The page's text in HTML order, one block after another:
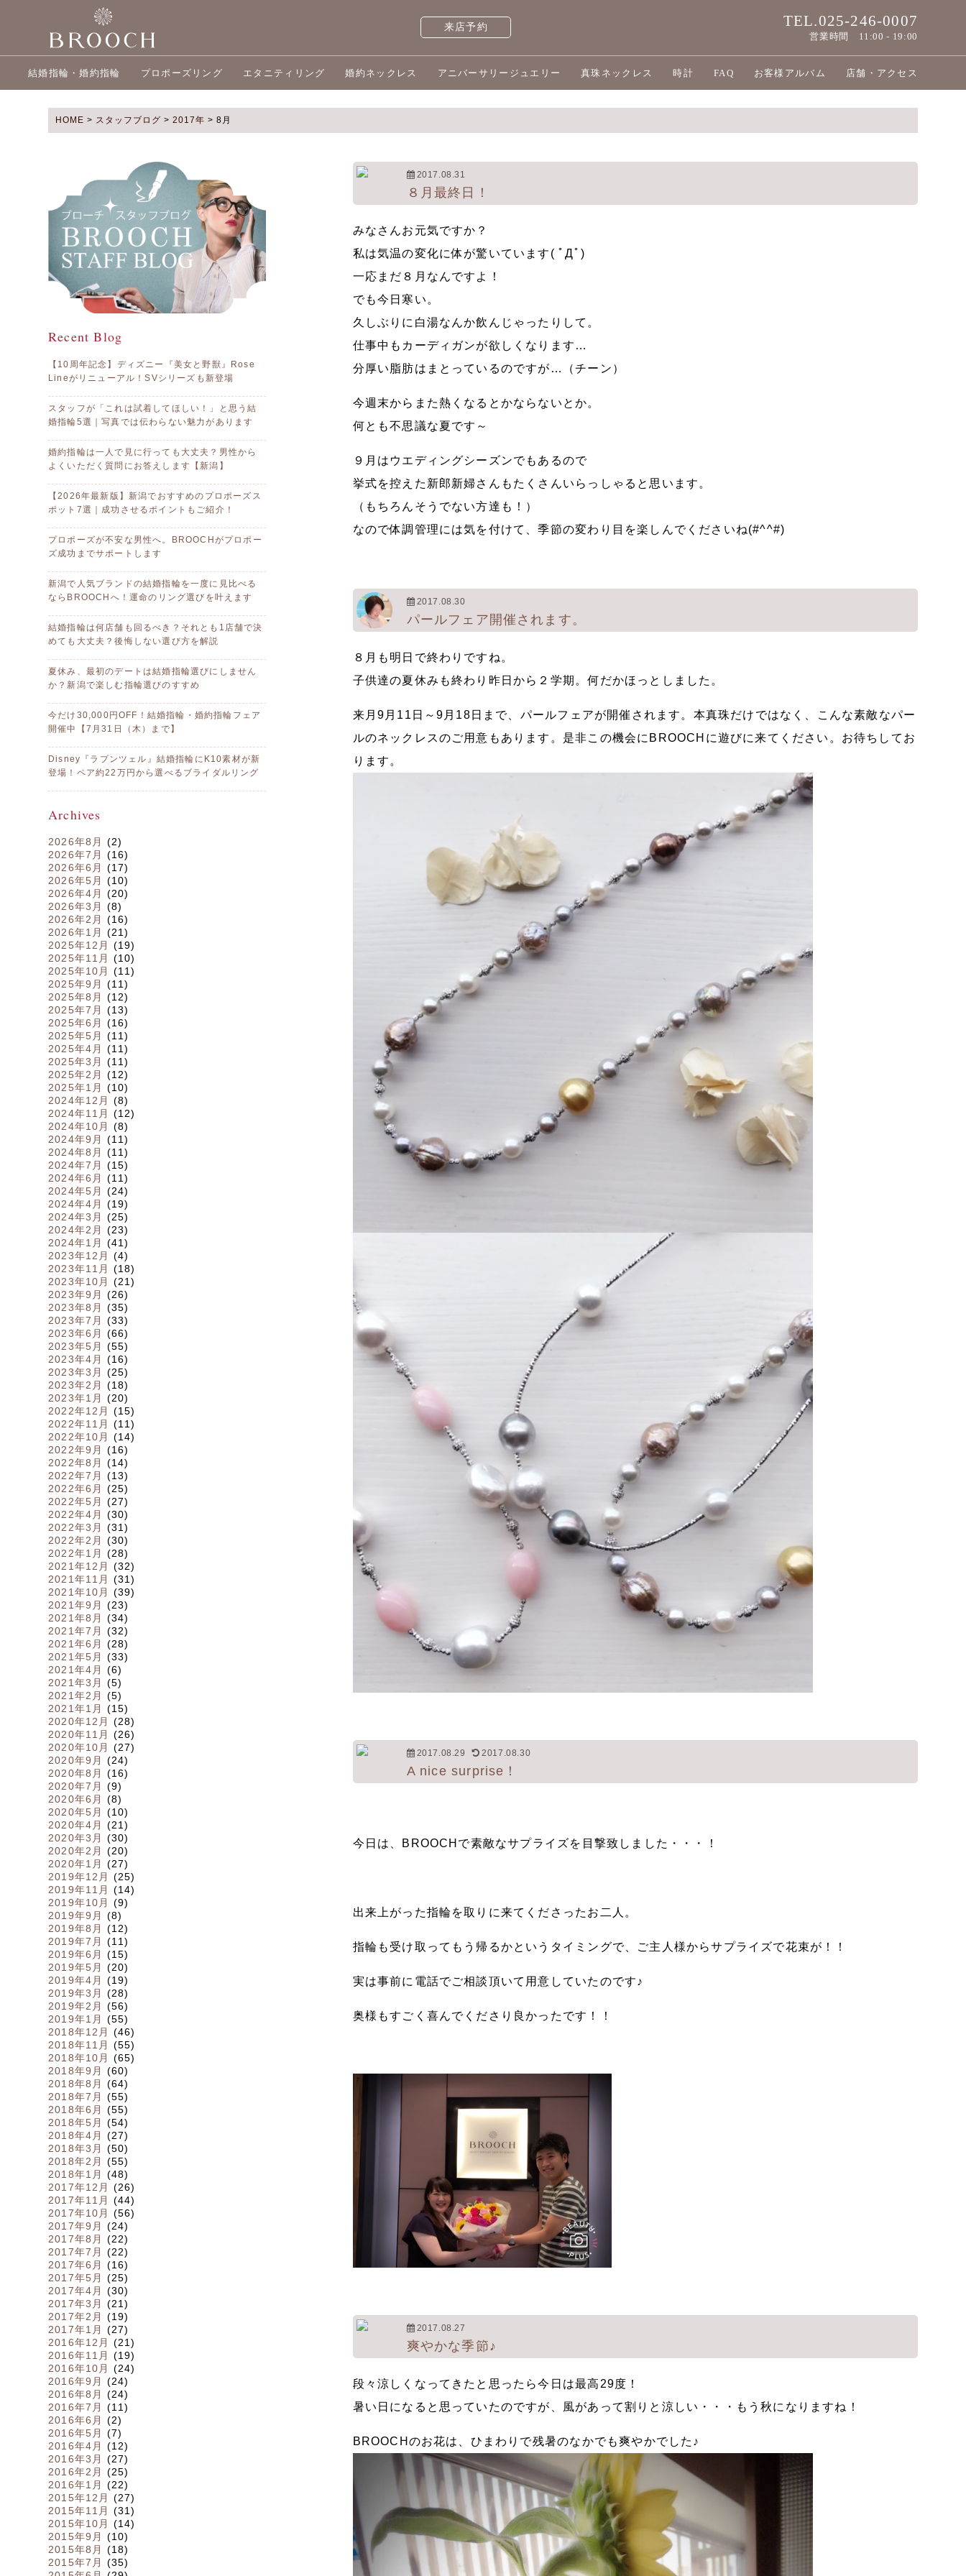
来店予約 TEL.025-246-0007
営業時間 11:00 - 19:00
結婚指輪・婚約指輪 プロポーズリング エタニティリング 婚約ネックレス アニバーサリージュエリー 真珠ネックレス 時計 FAQ お客様アルバム 店舗・アクセス
HOME > スタッフブログ > 2017年 > 8月
Recent Blog
【10周年記念】ディズニー『美女と野獣』Rose
Lineがリニューアル！SVシリーズも新登場
スタッフが「これは試着してほしい！」と思う結
婚指輪5選｜写真では伝わらない魅力があります
婚約指輪は一人で見に行っても大丈夫？男性から
よくいただく質問にお答えします【新潟】
【2026年最新版】新潟でおすすめのプロポーズス
ポット7選｜成功させるポイントもご紹介！
プロポーズが不安な男性へ。BROOCHがプロポー
ズ成功までサポートします
新潟で人気ブランドの結婚指輪を一度に見比べる
ならBROOCHへ！運命のリング選びを叶えます
結婚指輪は何店舗も回るべき？それとも1店舗で決
めても大丈夫？後悔しない選び方を解説
夏休み、最初のデートは結婚指輪選びにしません
か？新潟で楽しむ指輪選びのすすめ
今だけ30,000円OFF！結婚指輪・婚約指輪フェア
開催中【7月31日（木）まで】
Disney『ラプンツェル』結婚指輪にK10素材が新
登場！ペア約22万円から選べるブライダルリング
Archives
2026年8月
(2)
2026年7月
(16)
2026年6月
(17)
2026年5月
(10)
2026年4月
(20)
2026年3月
(8)
2026年2月
(16)
2026年1月
(21)
2025年12月
(19)
2025年11月
(10)
2025年10月
(11)
2025年9月
(11)
2025年8月
(12)
2025年7月
(13)
2025年6月
(16)
2025年5月
(11)
2025年4月
(11)
2025年3月
(11)
2025年2月
(12)
2025年1月
(10)
2024年12月
(8)
2024年11月
(12)
2024年10月
(8)
2024年9月
(11)
2024年8月
(11)
2024年7月
(15)
2024年6月
(11)
2024年5月
(24)
2024年4月
(19)
2024年3月
(25)
2024年2月
(23)
2024年1月
(41)
2023年12月
(4)
2023年11月
(18)
2023年10月
(21)
2023年9月
(26)
2023年8月
(35)
2023年7月
(33)
2023年6月
(66)
2023年5月
(55)
2023年4月
(16)
2023年3月
(25)
2023年2月
(18)
2023年1月
(20)
2022年12月
(15)
2022年11月
(11)
2022年10月
(14)
2022年9月
(16)
2022年8月
(14)
2022年7月
(13)
2022年6月
(25)
2022年5月
(27)
2022年4月
(30)
2022年3月
(31)
2022年2月
(30)
2022年1月
(28)
2021年12月
(32)
2021年11月
(31)
2021年10月
(39)
2021年9月
(23)
2021年8月
(34)
2021年7月
(32)
2021年6月
(28)
2021年5月
(33)
2021年4月
(6)
2021年3月
(5)
2021年2月
(5)
2021年1月
(15)
2020年12月
(28)
2020年11月
(26)
2020年10月
(27)
2020年9月
(24)
2020年8月
(16)
2020年7月
(9)
2020年6月
(8)
2020年5月
(10)
2020年4月
(21)
2020年3月
(30)
2020年2月
(20)
2020年1月
(27)
2019年12月
(25)
2019年11月
(14)
2019年10月
(9)
2019年9月
(8)
2019年8月
(12)
2019年7月
(11)
2019年6月
(15)
2019年5月
(20)
2019年4月
(19)
2019年3月
(28)
2019年2月
(56)
2019年1月
(55)
2018年12月
(46)
2018年11月
(55)
2018年10月
(65)
2018年9月
(60)
2018年8月
(64)
2018年7月
(55)
2018年6月
(55)
2018年5月
(54)
2018年4月
(27)
2018年3月
(50)
2018年2月
(55)
2018年1月
(48)
2017年12月
(26)
2017年11月
(44)
2017年10月
(56)
2017年9月
(24)
2017年8月
(22)
2017年7月
(22)
2017年6月
(16)
2017年5月
(25)
2017年4月
(30)
2017年3月
(21)
2017年2月
(19)
2017年1月
(27)
2016年12月
(21)
2016年11月
(19)
2016年10月
(24)
2016年9月
(24)
2016年8月
(24)
2016年7月
(11)
2016年6月
(2)
2016年5月
(7)
2016年4月
(12)
2016年3月
(27)
2016年2月
(25)
2016年1月
(22)
2015年12月
(27)
2015年11月
(31)
2015年10月
(14)
2015年9月
(10)
2015年8月
(18)
2015年7月
(35)
2017.08.31
８月最終日！
みなさんお元気ですか？
私は気温の変化に体が驚いています( ﾟДﾟ)
一応まだ８月なんですよ！
でも今日寒い。
久しぶりに白湯なんか飲んじゃったりして。
仕事中もカーディガンが欲しくなります…
分厚い脂肪はまとっているのですが…（チーン）
今週末からまた熱くなるとかならないとか。
何とも不思議な夏です～
９月はウエディングシーズンでもあるので
挙式を控えた新郎新婦さんもたくさんいらっしゃると思います。
（もちろんそうでない方達も！）
なので体調管理には気を付けて、季節の変わり目を楽しんでくださいね(#^^#)
2017.08.30
パールフェア開催されます。
８月も明日で終わりですね。
子供達の夏休みも終わり昨日から２学期。何だかほっとしました。
来月9月11日～9月18日まで、パールフェアが開催されます。本真珠だけではなく、こんな素敵なパー
ルのネックレスのご用意もあります。是非この機会にBROOCHに遊びに来てください。お待ちしてお
ります。
2017.08.29 2017.08.30
A nice surprise！
今日は、BROOCHで素敵なサプライズを目撃致しました・・・！
出来上がった指輪を取りに来てくださったお二人。
指輪も受け取ってもう帰るかというタイミングで、ご主人様からサプライズで花束が！！
実は事前に電話でご相談頂いて用意していたのです♪
奥様もすごく喜んでくださり良かったです！！
2017.08.27
爽やかな季節♪
段々涼しくなってきたと思ったら今日は最高29度！
暑い日になると思っていたのですが、風があって割りと涼しい・・・もう秋になりますね！
BROOCHのお花は、ひまわりで残暑のなかでも爽やかでした♪